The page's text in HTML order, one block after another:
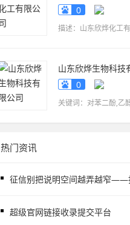
0
描述：山东欣烨化工
山东欣烨生物科技
0
关键词：对苯二酚,乙
热门资讯
征信别把说明空间越弄越窄——
超级官网链接收录提交平台